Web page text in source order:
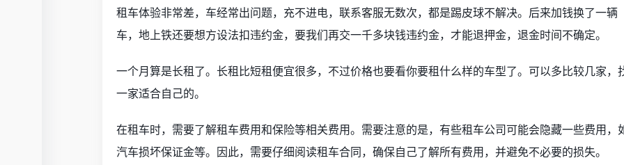
租车体验非常差，车经常出问题，充不进电，联系客服无数次，都是踢皮球不解决。后来加钱换了一辆
车，地上铁还要想方设法扣违约金，要我们再交一千多块钱违约金，才能退押金，退金时间不确定。
一个月算是长租了。长租比短租便宜很多，不过价格也要看你要租什么样的车型了。可以多比较几家，
一家适合自己的。
在租车时，需要了解租车费用和保险等相关费用。需要注意的是，有些租车公司可能会隐藏一些费用，
汽车损坏保证金等。因此，需要仔细阅读租车合同，确保自己了解所有费用，并避免不必要的损失。